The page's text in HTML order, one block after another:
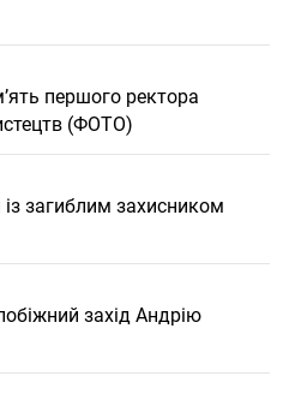
першого ректора
(ФОТО)
загиблим захисником
захід Андрію